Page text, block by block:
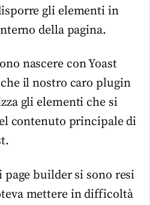
gli elementi in
della pagina.
nascere con Yoast
il nostro caro plugin
gli elementi che si
contenuto principale di
builder si sono resi
mettere in difficoltà